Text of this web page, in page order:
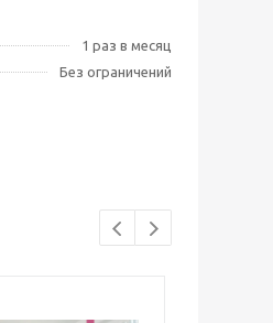
1 раз в месяц
Без ограничений